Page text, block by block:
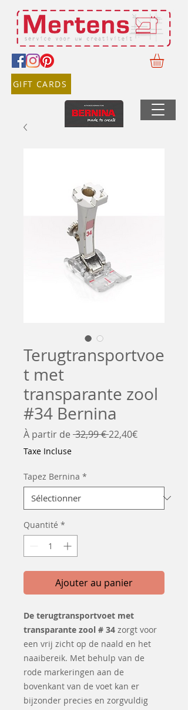
GIFT CARDS
Terugtransportvoe
t met
transparante zool
#34 Bernina
À partir de 32,99 € Prix
22,40€Prix
Taxe Incluse
Tapez Bernina *
Quantité *
Ajouter au panier
De terugtransportvoet met
transparante zool # 34 zorgt voor
een vrij zicht op de naald en het
naaibereik. Met behulp van de
rode markeringen aan de
bovenkant van de voet kan er
bijzonder precies en zorgvuldig